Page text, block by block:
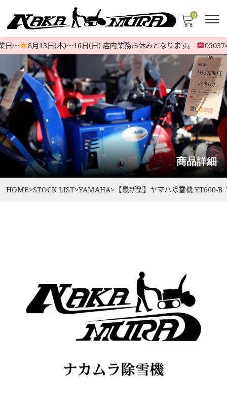
商品詳細
HOME>STOCK LIST>YAMAHA> 【最新型】ヤマハ除雪機 YT660-B
0
〜 8月13日(木)〜16日(日) 店内業務お休みとなります。